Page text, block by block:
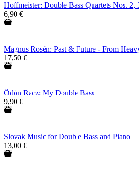
Hoffmeister: Double Bass Quartets Nos. 2,
6,90 €
Magnus Rosén: Past & Future - From
17,50 €
Ödön Racz: My Double Bass
9,90 €
Slovak Music for Double Bass and Piano
13,00 €